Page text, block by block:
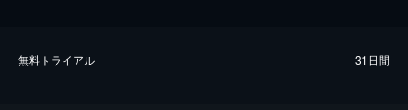
無料トライアル 31日間